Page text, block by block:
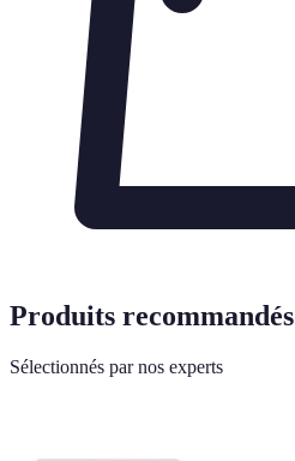
Produits recommandés
Sélectionnés par nos experts